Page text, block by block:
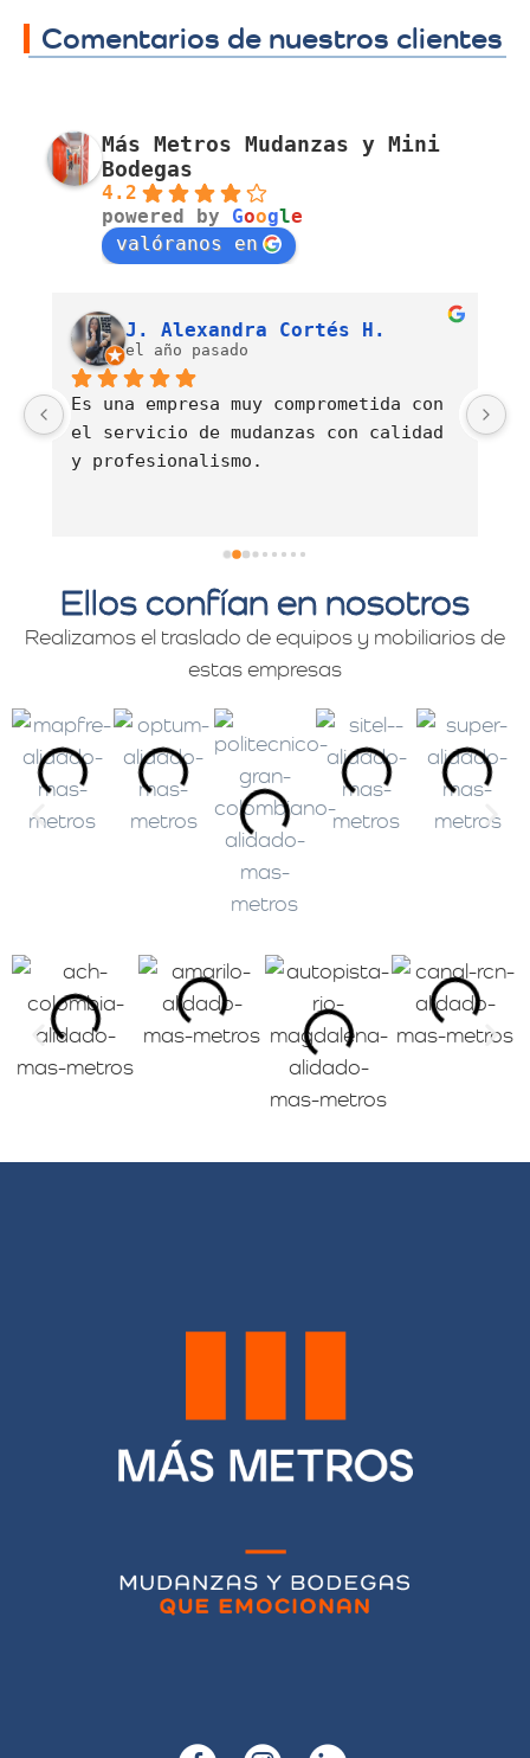
Comentarios de nuestros clientes
Más Metros Mudanzas y Mini
Bodegas
4.2
powered by Google
valóranos en
J. Alexandra Cortés H.
el año pasado
Es una empresa muy comprometida con
el servicio de mudanzas con calidad
y profesionalismo.
Ellos confían en nosotros
Realizamos el traslado de equipos y mobiliarios de
estas empresas